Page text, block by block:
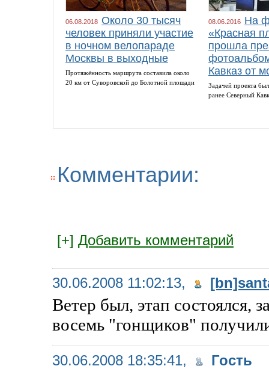
06.08.2018 Около 30 тысяч
человек приняли участие
в ночном велопараде
Москвы в выходные
Протяжённость маршрута составила около
20 км от Суворовской до Болотной площади
08.06.2016 На
«Красная
прошла
Кавказ от
Задачей проекта
ранее Северный
Комментарии:
[+] Добавить комментарий
30.06.2008 11:02:13,
Ветер был, этап состоялся,
восемь "гонщиков"
30.06.2008 18:35:41, Гость